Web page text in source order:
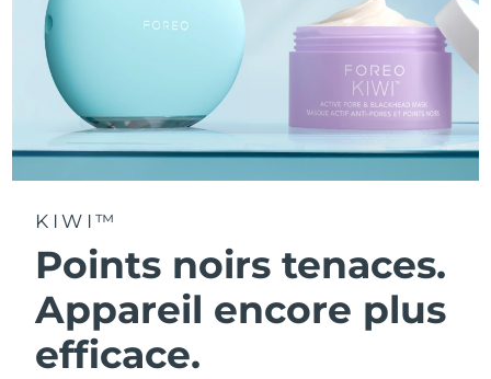
KIWI™
Points noirs tenaces.
Appareil encore plus
efficace.